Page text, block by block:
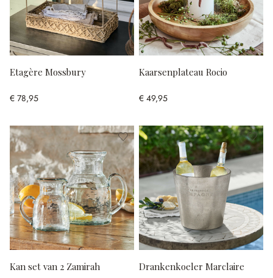
Etagère Mossbury
€ 78,95
Kaarsenplateau Rocio
€ 49,95
Kan set van 2 Zamirah Drankenkoeler Marclaire